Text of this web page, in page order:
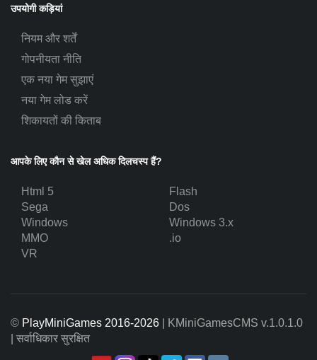
उपयोगी कड़ियां
नियम और शर्तें
गोपनीयता नीति
एक नया गेम सुझाएं
नया गेम लोड करें
शिकायतों की किताब
आपके लिए कौन से खेल अधिक दिलचस्प हैं?
Html 5
Flash
Sega
Dos
Windows
Windows 3.x
MMO
.io
VR
© PlayMiniGames 2016-2026 | KMiniGamesCMS v.1.0.1.0
| सर्वाधिकार सुरक्षित